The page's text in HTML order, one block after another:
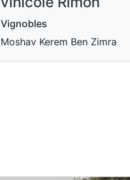
Vignobles
Moshav Kerem Ben Zimra